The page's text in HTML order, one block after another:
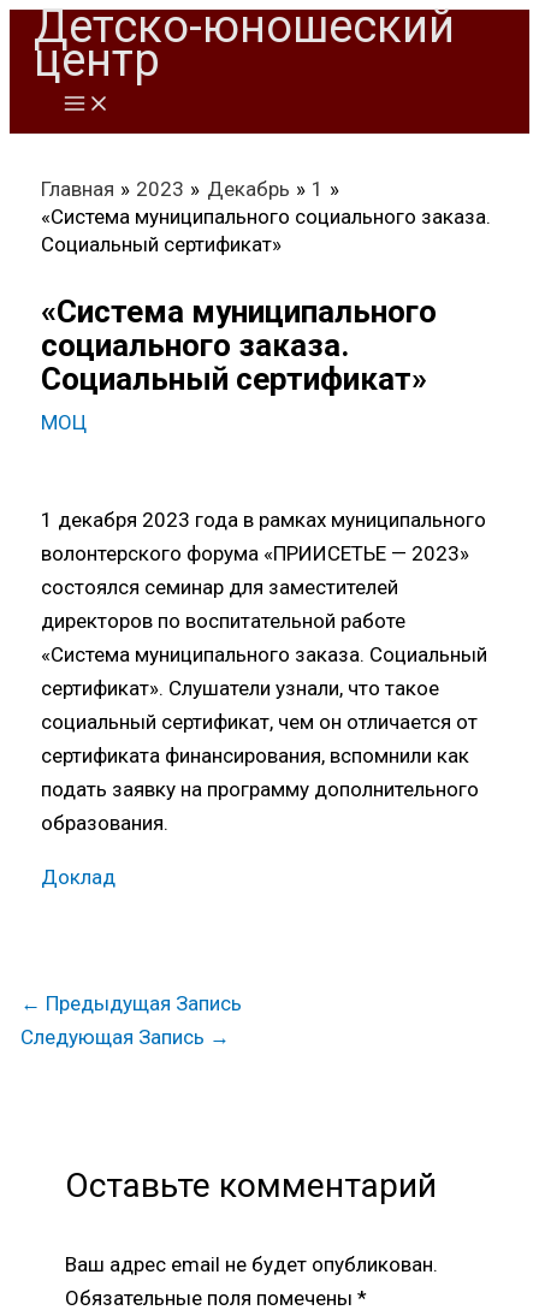
Перейти
содержимому
Детско-юношеский
центр
Главная 2023 Декабрь
1
«Система муниципального социального заказа.
Социальный сертификат»
«Система муниципального
социального заказа.
Социальный сертификат»
МОЦ
1 декабря 2023 года в рамках муниципального
волонтерского форума «ПРИИСЕТЬЕ — 2023»
состоялся семинар для заместителей
директоров по воспитательной работе
«Система муниципального заказа. Социальный
сертификат». Слушатели узнали, что такое
социальный сертификат, чем он отличается от
сертификата финансирования, вспомнили как
подать заявку на программу дополнительного
образования.
Доклад
← Предыдущая Запись
Следующая Запись →
Оставьте комментарий
Ваш адрес email не будет опубликован.
Обязательные поля помечены *